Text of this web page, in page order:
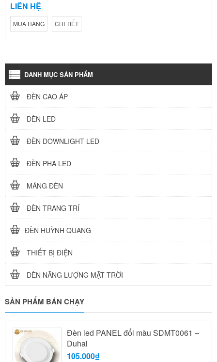
LIÊN HỆ
MUA HÀNG CHI TIẾT
DANH MỤC SẢN PHẨM
ĐÈN CAO ÁP
ĐÈN LED
ĐÈN DOWNLIGHT LED
ĐÈN PHA LED
MÁNG ĐÈN
ĐÈN TRANG TRÍ
ĐÈN HUỲNH QUANG
THIẾT BỊ ĐIỆN
ĐÈN NĂNG LƯỢNG MẶT TRỜI
SẢN PHẨM BÁN CHẠY
Đèn led PANEL đổi màu SDMT0061 –
Duhal
105.000₫